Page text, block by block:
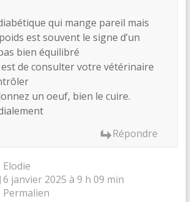
qui mange pareil mais
est souvent le signe d’un
bien équilibré
de consulter votre vétérinaire
un oeuf, bien le cuire.
Répondre
Elodie
6 janvier 2025 à 9 h 09 min
Permalien